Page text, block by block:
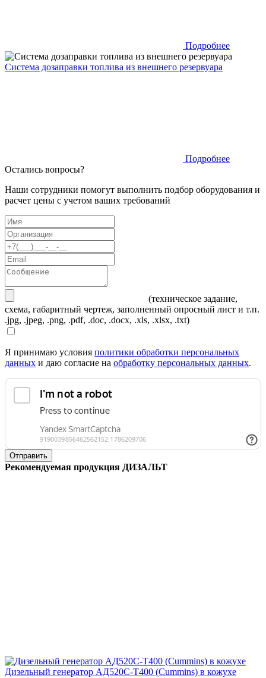
Подробнее
Система дозаправки топлива из внешнего резервуара
Подробнее
Остались вопросы?
Наши сотрудники помогут выполнить подбор оборудования и
расчет цены с учетом ваших требований
(техническое задание,
схема, габаритный чертеж, заполненный опросный лист и т.п.
.jpg, .jpeg, .png, .pdf, .doc, .docx, .xls, .xlsx, .txt)
Я принимаю условия политики обработки персональных
данных и даю согласие на обработку персональных данных.
Отправить
Рекомендуемая продукция ДИЗАЛЬТ
Дизельный генератор АД520С-Т400 (Cummins) в кожухе